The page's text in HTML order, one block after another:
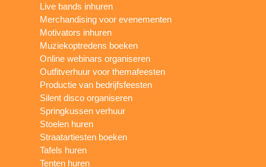
Live bands inhuren
Merchandising voor evenementen
Motivators inhuren
Muziekoptredens boeken
Online webinars organiseren
Outfitverhuur voor themafeesten
Productie van bedrijfsfeesten
Silent disco organiseren
Springkussen verhuur
Stoelen huren
Straatartiesten boeken
Tafels huren
Tenten huren